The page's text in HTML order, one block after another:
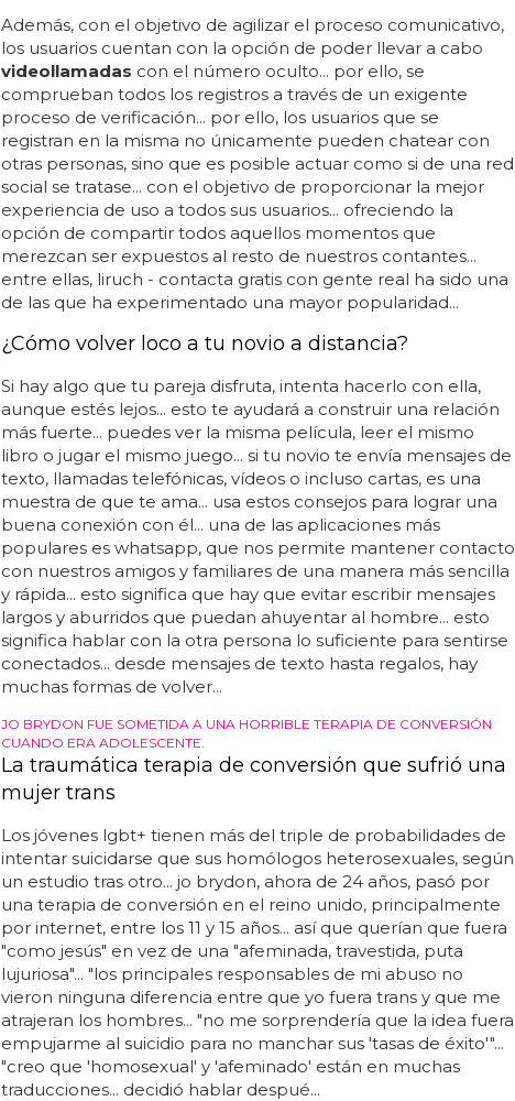
Además, con el objetivo de agilizar el proceso comunicativo,
los usuarios cuentan con la opción de poder llevar a cabo
videollamadas con el número oculto... por ello, se
comprueban todos los registros a través de un exigente
proceso de verificación... por ello, los usuarios que se
registran en la misma no únicamente pueden chatear con
otras personas, sino que es posible actuar como si de una red
social se tratase... con el objetivo de proporcionar la mejor
experiencia de uso a todos sus usuarios... ofreciendo la
opción de compartir todos aquellos momentos que
merezcan ser expuestos al resto de nuestros contantes...
entre ellas, liruch - contacta gratis con gente real ha sido una
de las que ha experimentado una mayor popularidad...
¿Cómo volver loco a tu novio a distancia?
Si hay algo que tu pareja disfruta, intenta hacerlo con ella,
aunque estés lejos... esto te ayudará a construir una relación
más fuerte... puedes ver la misma película, leer el mismo
libro o jugar el mismo juego... si tu novio te envía mensajes de
texto, llamadas telefónicas, vídeos o incluso cartas, es una
muestra de que te ama... usa estos consejos para lograr una
buena conexión con él... una de las aplicaciones más
populares es whatsapp, que nos permite mantener contacto
con nuestros amigos y familiares de una manera más sencilla
y rápida... esto significa que hay que evitar escribir mensajes
largos y aburridos que puedan ahuyentar al hombre... esto
significa hablar con la otra persona lo suficiente para sentirse
conectados... desde mensajes de texto hasta regalos, hay
muchas formas de volver...
JO BRYDON FUE SOMETIDA A UNA HORRIBLE TERAPIA DE CONVERSIÓN
CUANDO ERA ADOLESCENTE.
La traumática terapia de conversión que sufrió una
mujer trans
Los jóvenes lgbt+ tienen más del triple de probabilidades de
intentar suicidarse que sus homólogos heterosexuales, según
un estudio tras otro... jo brydon, ahora de 24 años, pasó por
una terapia de conversión en el reino unido, principalmente
por internet, entre los 11 y 15 años... así que querían que fuera
"como jesús" en vez de una "afeminada, travestida, puta
lujuriosa"... "los principales responsables de mi abuso no
vieron ninguna diferencia entre que yo fuera trans y que me
atrajeran los hombres... "no me sorprendería que la idea fuera
empujarme al suicidio para no manchar sus 'tasas de éxito'"...
"creo que 'homosexual' y 'afeminado' están en muchas
traducciones... decidió hablar despué...